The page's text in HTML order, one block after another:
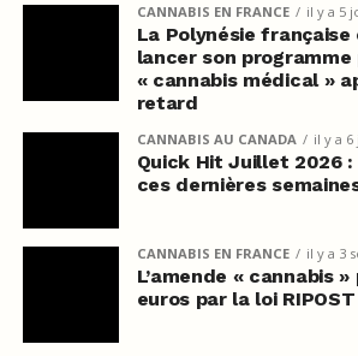
CANNABIS EN FRANCE il y a 5
La Polynésie
lancer son
« cannabis médical »
retard
CANNABIS AU CANADA il y a
Quick Hit Juillet 2026 :
ces dernières
CANNABIS EN FRANCE il y a 3
L’amende « cannabis
euros par la loi RIPOST